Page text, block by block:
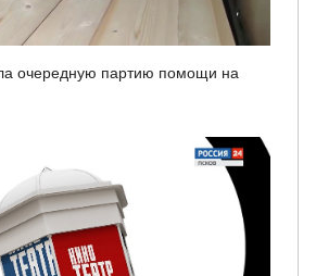
очередную партию помощи на